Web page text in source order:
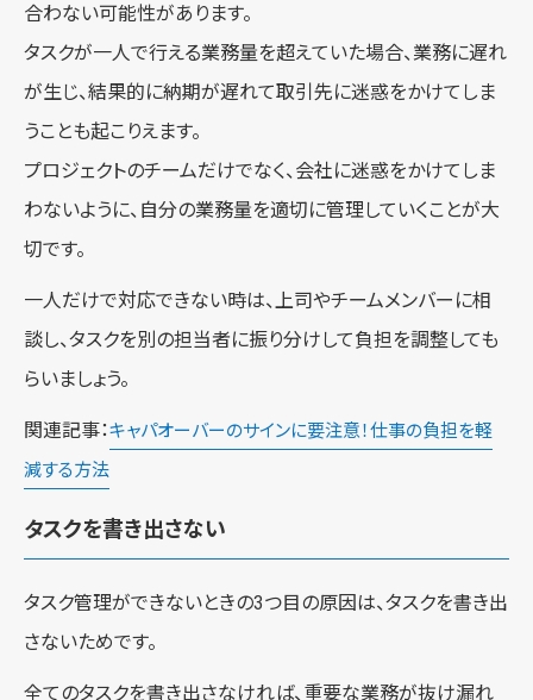
合わない可能性があります。
タスクが一人で行える業務量を超えていた場合、業務に遅れ
が生じ、結果的に納期が遅れて取引先に迷惑をかけてしま
うことも起こりえます。
プロジェクトのチームだけでなく、会社に迷惑をかけてしま
わないように、自分の業務量を適切に管理していくことが大
切です。
一人だけで対応できない時は、上司やチームメンバーに相
談し、タスクを別の担当者に振り分けして負担を調整しても
らいましょう。
関連記事：キャパオーバーのサインに要注意！仕事の負担を軽
減する方法
タスクを書き出さない
タスク管理ができないときの3つ目の原因は、タスクを書き出
さないためです。
全てのタスクを書き出さなければ、重要な業務が抜け漏れ